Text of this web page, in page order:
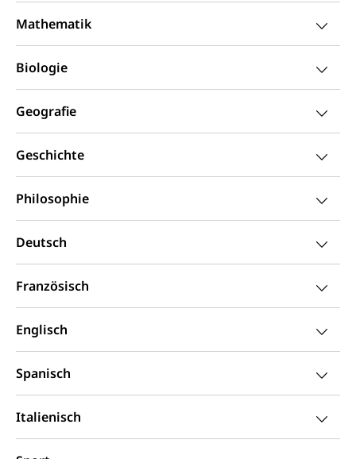
Mathematik
Biologie
Geografie
Geschichte
Philosophie
Deutsch
Französisch
Englisch
Spanisch
Italienisch
Ausweise und Bescheinigungen
Jagdausweis, Fischereiausweis
Strassenverkehrsamt (Führerausweis,
Einbürgerung
Nationalität, Staatsangehörigkeit,
Staatsbürgerschaft, Bürgerrecht, Erwerb des
Einbürgerungsverfahren
Geburt
Geburtsurkunde, Geburtsschein, Geburtsanzeige
Schwangerschaft / Geburt (gruezi.lu.ch)
Mündigkeit, Kindesschutz, Jugendschutz
IV für Kinder und Jugendliche (WAS Luzern)
Hauspflege, spitalexterne Pflege, Spitex
Religion
Religionsgemeinschaft
Sport